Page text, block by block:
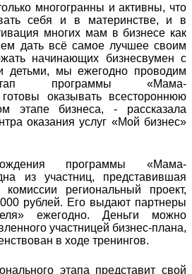
многогранны и активны, что
себя и в материнстве, и в
многих мам в бизнесе как
дать всё самое лучшее своим
начинающих бизнесвумен с
детьми, мы ежегодно проводим
программы «Мама-
оказывать всестороннюю
этапе бизнеса, - рассказала
оказания услуг «Мой бизнес»
программы «Мама-
из участниц, представившая
региональный проект,
рублей. Его выдают партнеры
ежегодно. Деньги можно
участницей бизнес-плана,
в ходе тренингов.
этапа представит свой